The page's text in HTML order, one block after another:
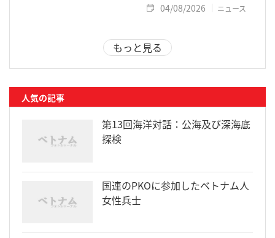
04/08/2026 ニュース
もっと見る
人気の記事
第13回海洋対話：公海及び深海底
探検
国連のPKOに参加したベトナム人
女性兵士